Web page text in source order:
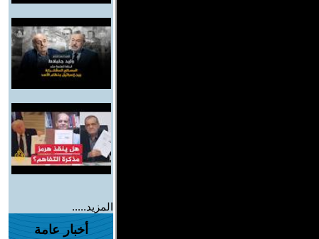
المزيد.....
أخبار عامة